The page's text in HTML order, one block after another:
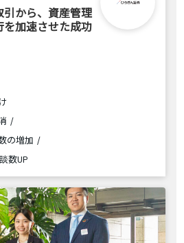
から、資産管理
加速させた成功
の増加
数UP